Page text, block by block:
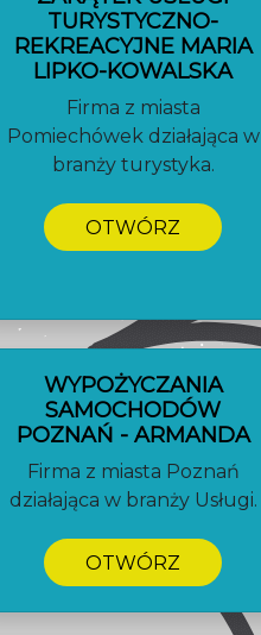
TURYSTYCZNO-
REKREACYJNE MARIA
LIPKO-KOWALSKA
Firma z miasta
Pomiechówek działająca w
branży turystyka.
OTWÓRZ
WYPOŻYCZANIA
SAMOCHODÓW
POZNAŃ - ARMANDA
Firma z miasta Poznań
działająca w branży Usługi.
OTWÓRZ